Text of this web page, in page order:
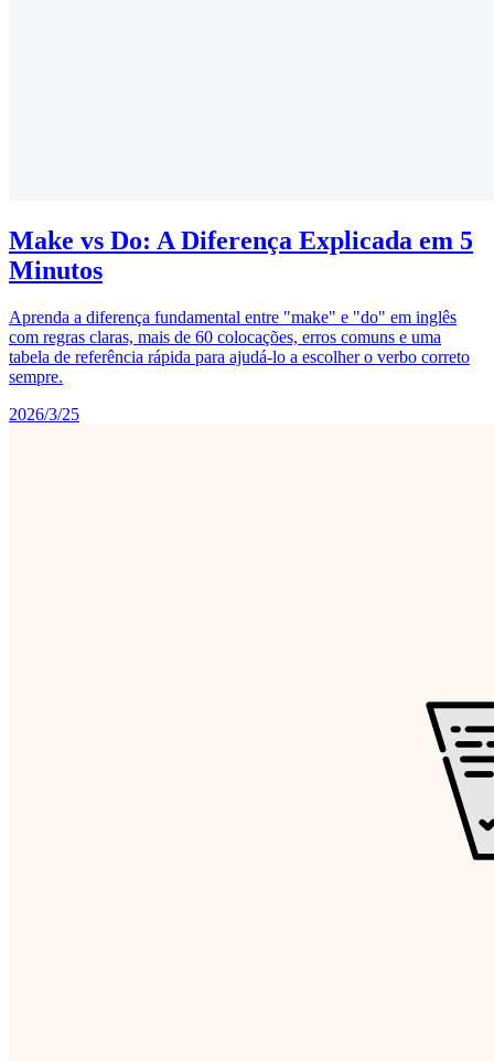
Make vs Do: A Diferença Explicada em 5
Minutos
Aprenda a diferença fundamental entre "make" e "do" em inglês
com regras claras, mais de 60 colocações, erros comuns e uma
tabela de referência rápida para ajudá-lo a escolher o verbo correto
sempre.
2026/3/25